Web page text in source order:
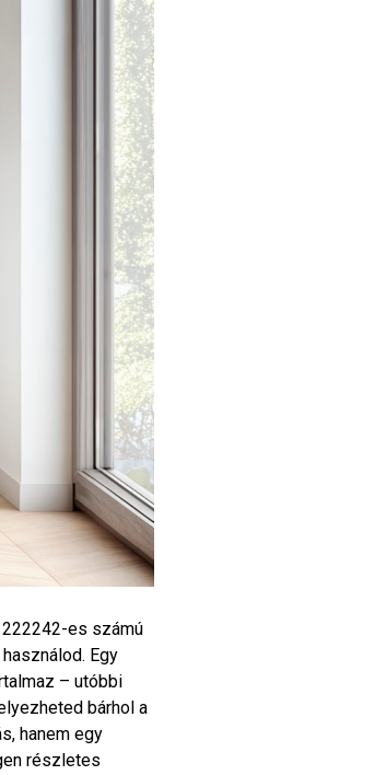
es számú
Egy
– utóbbi
bárhol a
hanem egy
részletes